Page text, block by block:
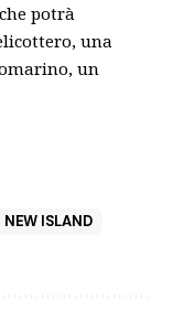
che potrà
una
un
NEW ISLAND